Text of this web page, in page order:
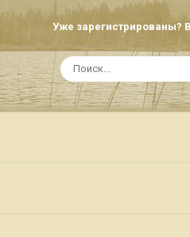
Уже зарегистрированы?